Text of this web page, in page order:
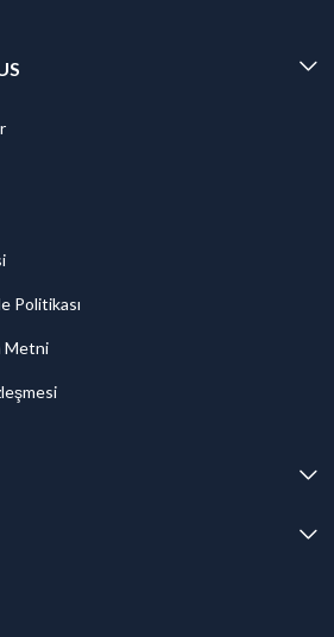
Politikası
Metni